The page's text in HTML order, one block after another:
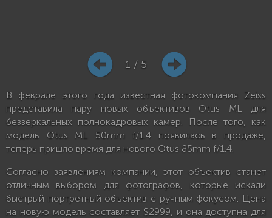
1 / 5
В феврале этого года известная фотокомпания Zeiss
представила пару новых объективов Otus ML для
беззеркальных полнокадровых камер. После того, как
модель Otus ML 50mm f/1.4 появилась в продаже,
теперь пришло время для нового Otus 85mm f/1.4.
Согласно заявлениям компании, этот объектив станет
отличным выбором для фотографов, которые искали
быстрый портретный объектив с ручным фокусом. Цена
на новую модель составляет $2999, и она доступна для